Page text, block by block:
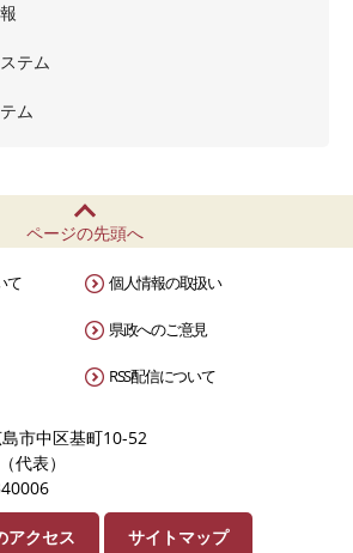
テム
ム
ページの先頭へ
て 個人情報の取扱い
県政へのご意見
RSS配信について
市中区基町10-52
代表）
アクセス サイトマップ